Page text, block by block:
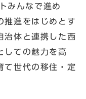
みんなで進め
推進をはじめとす
体と連携した西
しての魅力を高
て世代の移住・定